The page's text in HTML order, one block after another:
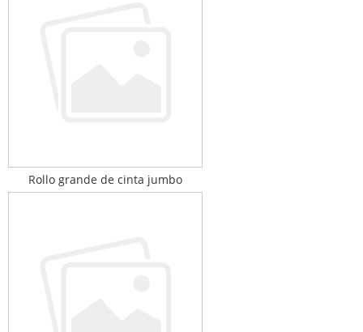
Rollo grande de cinta jumbo